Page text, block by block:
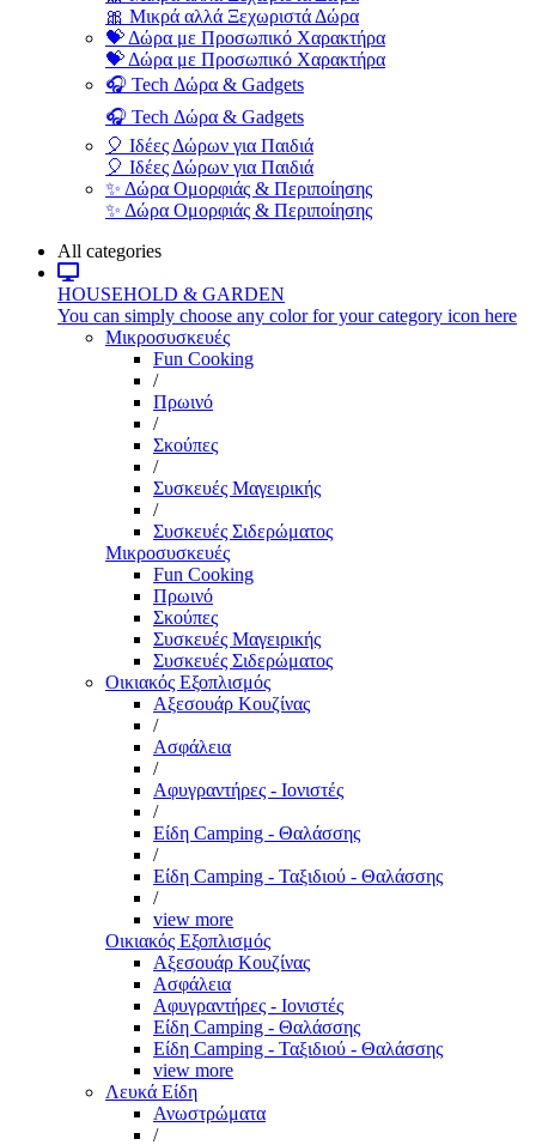
🎀 Μικρά αλλά Ξεχωριστά Δώρα
💝 Δώρα με Προσωπικό Χαρακτήρα
💝 Δώρα με Προσωπικό Χαρακτήρα
🎧 Tech Δώρα & Gadgets
🎧 Tech Δώρα & Gadgets
🎈 Ιδέες Δώρων για Παιδιά
🎈 Ιδέες Δώρων για Παιδιά
✨ Δώρα Ομορφιάς & Περιποίησης
✨ Δώρα Ομορφιάς & Περιποίησης
All categories
HOUSEHOLD & GARDEN
You can simply choose any color for your category icon here
Μικροσυσκευές
Fun Cooking
/
Πρωινό
/
Σκούπες
/
Συσκευές Μαγειρικής
/
Συσκευές Σιδερώματος
Μικροσυσκευές
Fun Cooking
Πρωινό
Σκούπες
Συσκευές Μαγειρικής
Συσκευές Σιδερώματος
Οικιακός Εξοπλισμός
Αξεσουάρ Κουζίνας
/
Ασφάλεια
/
Αφυγραντήρες - Ιονιστές
/
Είδη Camping - Θαλάσσης
/
Είδη Camping - Ταξιδιού - Θαλάσσης
/
view more
Οικιακός Εξοπλισμός
Αξεσουάρ Κουζίνας
Ασφάλεια
Αφυγραντήρες - Ιονιστές
Είδη Camping - Θαλάσσης
Είδη Camping - Ταξιδιού - Θαλάσσης
view more
Λευκά Είδη
Ανωστρώματα
/